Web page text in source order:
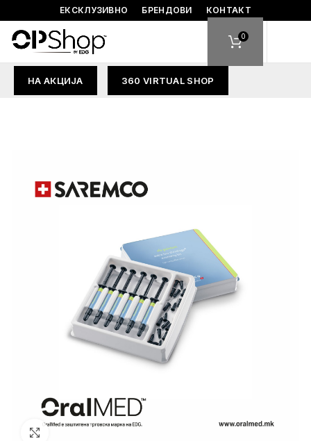
ЕКСКЛУЗИВНО БРЕНДОВИ КОНТАКТ
0
НА АКЦИЈА 360 VIRTUAL SHOP